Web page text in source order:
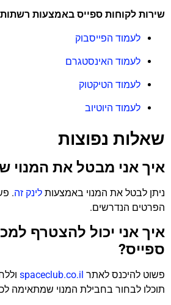
שירות לקוחות ספייס באמצעות
לעמוד הפייסבוק
לעמוד האינסטגרם
לעמוד הטיקטוק
לעמוד היוטיוב
שאלות נפוצות
איך אני מבטל את המנוי
ניתן לבטל את המנוי באמצעות לינק זה.
הפרטים הנדרשים.
איך אני יכול להצטרף
ספייס?
פשוט להיכנס לאתר spaceclub.co.il
תוכלו לבחור בחבילת המנוי שמתאימה